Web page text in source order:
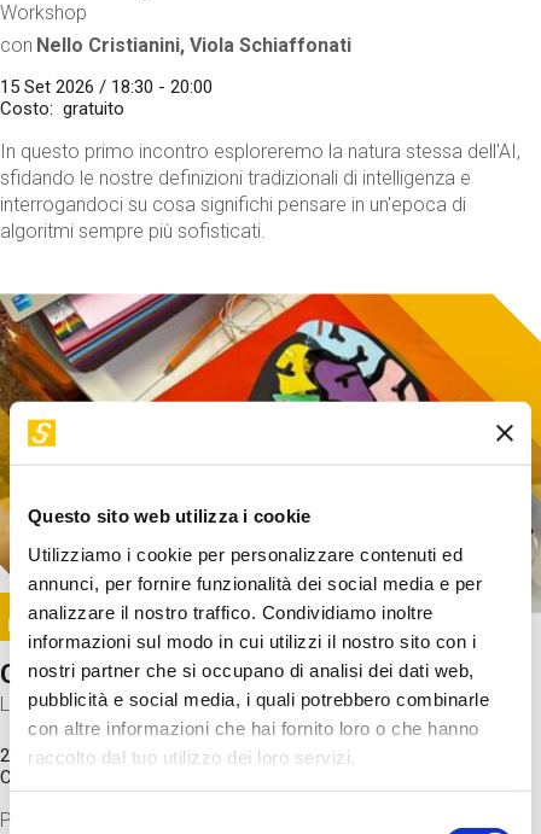
Questo sito web utilizza i cookie
Utilizziamo i cookie per personalizzare contenuti ed
annunci, per fornire funzionalità dei social media e per
analizzare il nostro traffico. Condividiamo inoltre
informazioni sul modo in cui utilizzi il nostro sito con i
nostri partner che si occupano di analisi dei dati web,
pubblicità e social media, i quali potrebbero combinarle
con altre informazioni che hai fornito loro o che hanno
raccolto dal tuo utilizzo dei loro servizi.
Selezione
Workshop
con Nello Cristianini, Viola Schiaffonati
15 Set 2026 / 18:30 - 20:00
Costo
gratuito
In questo primo incontro esploreremo la natura stessa dell'AI,
sfidando le nostre definizioni tradizionali di intelligenza e
interrogandoci su cosa significhi pensare in un'epoca di
algoritmi sempre più sofisticati.
Image
SUNDAY@STEP
Come funziona il cervello?
Laboratorio
20 Set 2026 / 11:15 - 13:00
Costo
Proveremo a costruire un cervello in cartoncino cercando di